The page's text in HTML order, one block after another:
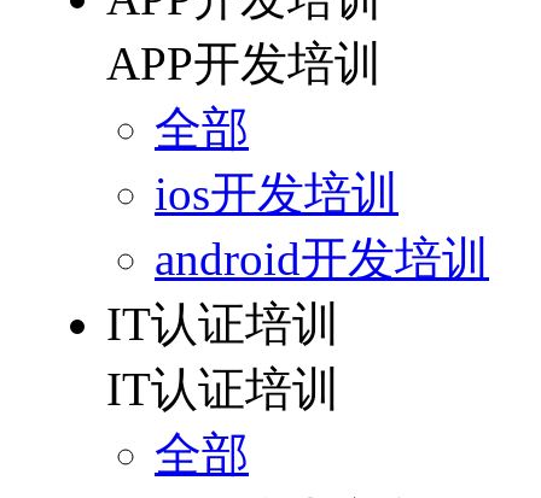
APP开发培训
全部
ios开发培训
android开发培训
IT认证培训
IT认证培训
全部